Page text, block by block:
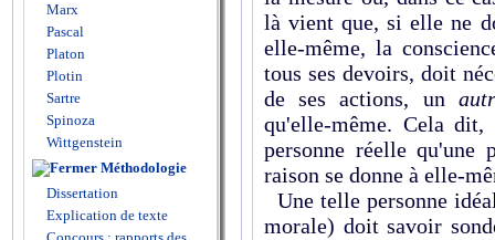
Marx
Pascal
Platon
Plotin
Sartre
Spinoza
Wittgenstein
Méthodologie
Dissertation
Explication de texte
là vient que, si elle ne
elle-même, la
tous ses devoirs, doit
de ses actions, un
qu'elle-même. Cela
personne réelle qu'une
raison se donne à elle-
Une telle personne
morale) doit savoir